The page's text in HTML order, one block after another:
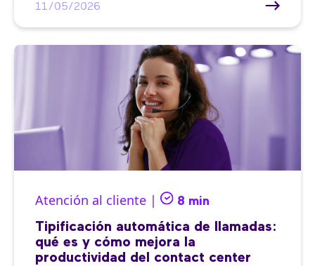
11/05/2026
Atención al cliente | 8 min
Tipificación automática de llamadas:
qué es y cómo mejora la
productividad del contact center